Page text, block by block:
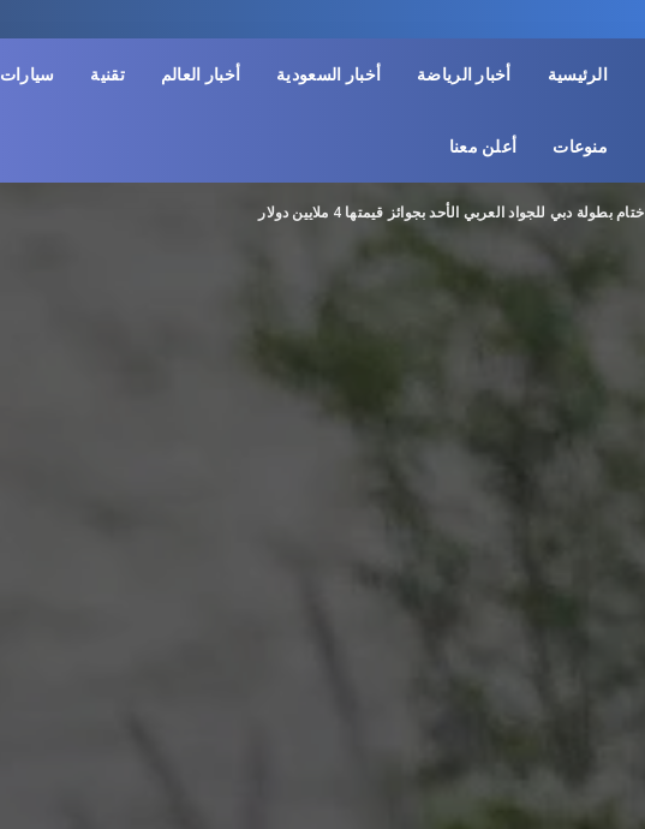
الرئيسية أخبار الرياضة أخبار السعودية أخبار العالم تقنية سيارات
منوعات أعلن معنا
ختام بطولة دبي للجواد العربي الأحد بجوائز قيمتها 4 ملايين دولار